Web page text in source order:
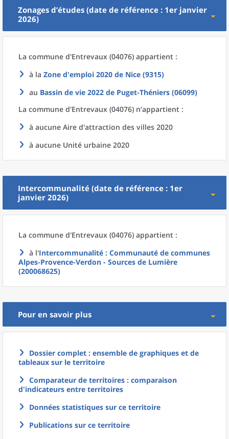
Zonages d’études (date de référence : 1er janvier
2026)
La commune d'Entrevaux (04076) appartient :
à la Zone d'emploi 2020 de Nice (9315)
au Bassin de vie 2022 de Puget-Théniers (06099)
La commune d'Entrevaux (04076) n’appartient :
à aucune Aire d'attraction des villes 2020
à aucune Unité urbaine 2020
Intercommunalité (date de référence : 1er
janvier 2026)
La commune d'Entrevaux (04076) appartient :
à l'Intercommunalité : Communauté de communes
Alpes-Provence-Verdon - Sources de Lumière
(200068625)
Pour en savoir plus
Dossier complet : ensemble de graphiques et de
tableaux sur le territoire
Comparateur de territoires : comparaison
d'indicateurs entre territoires
Données statistiques sur ce territoire
Publications sur ce territoire